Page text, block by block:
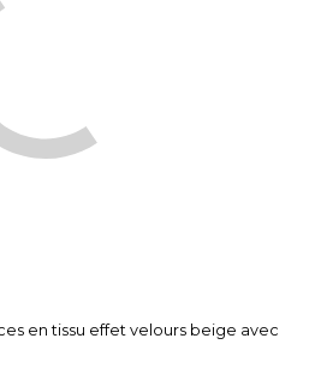
en tissu effet velours beige avec